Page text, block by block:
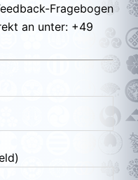
Fragebogen
an unter: +49